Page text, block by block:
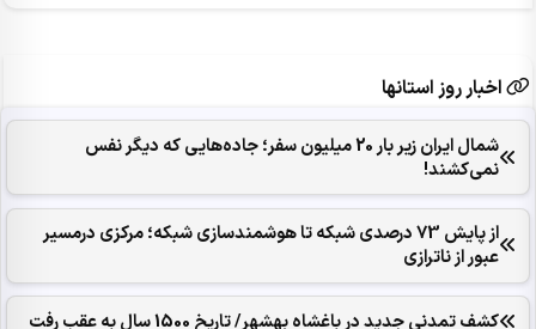
اخبار روز استانها
شمال ایران زیر بار 20 میلیون سفر؛ جاده‌هایی که دیگر نفس
نمی‌کشند!
از پایش 73 درصدی شبکه تا هوشمندسازی شبکه؛ مرکزی درمسیر
عبور از ناترازی
کشف تمدنی جدید در باغشاه بهشهر/ تاریخ 1500 سال به عقب رفت